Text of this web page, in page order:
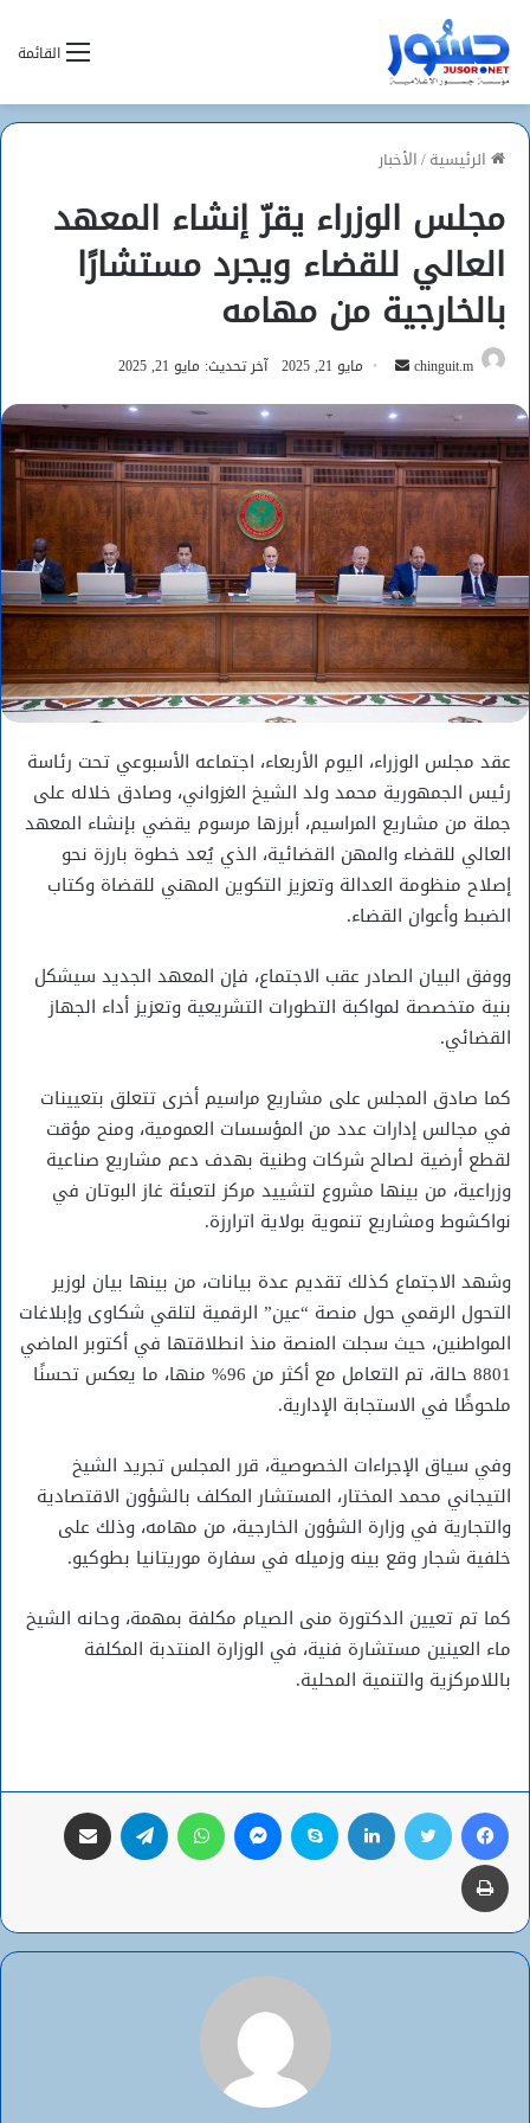
القائمة
الرئيسية/الأخبار
مجلس الوزراء يقرّ إنشاء المعهد
العالي للقضاء ويجرد مستشارًا
بالخارجية من مهامه
chinguit.m
أرسل
إلكترونيا
مايو 21, 2025 آخر تحديث: مايو 21, 2025
عقد مجلس الوزراء، اليوم الأربعاء، اجتماعه الأسبوعي تحت رئاسة
رئيس الجمهورية محمد ولد الشيخ الغزواني، وصادق خلاله على
جملة من مشاريع المراسيم، أبرزها مرسوم يقضي بإنشاء المعهد
العالي للقضاء والمهن القضائية، الذي يُعد خطوة بارزة نحو
إصلاح منظومة العدالة وتعزيز التكوين المهني للقضاة وكتاب
الضبط وأعوان القضاء.
ووفق البيان الصادر عقب الاجتماع، فإن المعهد الجديد سيشكل
بنية متخصصة لمواكبة التطورات التشريعية وتعزيز أداء الجهاز
القضائي.
كما صادق المجلس على مشاريع مراسيم أخرى تتعلق بتعيينات
في مجالس إدارات عدد من المؤسسات العمومية، ومنح مؤقت
لقطع أرضية لصالح شركات وطنية بهدف دعم مشاريع صناعية
وزراعية، من بينها مشروع لتشييد مركز لتعبئة غاز البوتان في
نواكشوط ومشاريع تنموية بولاية اترارزة.
وشهد الاجتماع كذلك تقديم عدة بيانات، من بينها بيان لوزير
التحول الرقمي حول منصة “عين” الرقمية لتلقي شكاوى وإبلاغات
المواطنين، حيث سجلت المنصة منذ انطلاقتها في أكتوبر الماضي
8801 حالة، تم التعامل مع أكثر من 96% منها، ما يعكس تحسنًا
ملحوظًا في الاستجابة الإدارية.
وفي سياق الإجراءات الخصوصية، قرر المجلس تجريد الشيخ
التيجاني محمد المختار، المستشار المكلف بالشؤون الاقتصادية
والتجارية في وزارة الشؤون الخارجية، من مهامه، وذلك على
خلفية شجار وقع بينه وزميله في سفارة موريتانيا بطوكيو.
كما تم تعيين الدكتورة منى الصيام مكلفة بمهمة، وحانه الشيخ
ماء العينين مستشارة فنية، في الوزارة المنتدبة المكلفة
باللامركزية والتنمية المحلية.
فيسبوك تويتر لينكدإن سكايب ماسنجر واتساب تيلقرام
طباعة